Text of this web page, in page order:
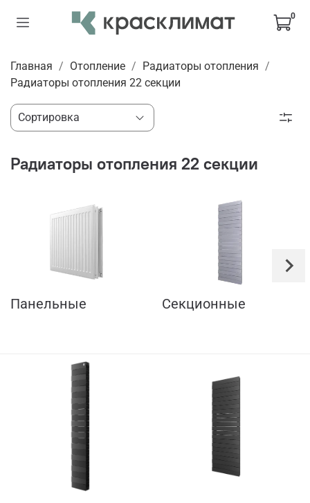
0
Главная Отопление
Радиаторы отопления
Радиаторы отопления 22 секции
Радиаторы отопления 22 секции
Панельные Секционные